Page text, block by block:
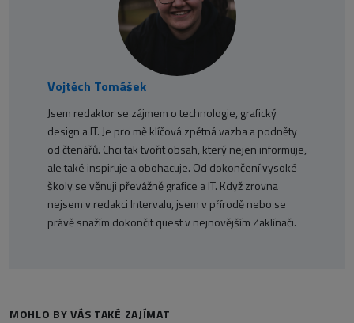
Vojtěch Tomášek
Jsem redaktor se zájmem o technologie, grafický
design a IT. Je pro mě klíčová zpětná vazba a podněty
od čtenářů. Chci tak tvořit obsah, který nejen informuje,
ale také inspiruje a obohacuje. Od dokončení vysoké
školy se věnuji převážně grafice a IT. Když zrovna
nejsem v redakci Intervalu, jsem v přírodě nebo se
právě snažím dokončit quest v nejnovějším Zaklínači.
MOHLO BY VÁS TAKÉ ZAJÍMAT